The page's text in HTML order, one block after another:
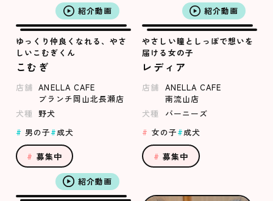
紹介動画
ゆっくり仲良くなれる、やさ
しいこむぎくん
こむぎ
店舗 ANELLA CAFE
ブランチ岡山北長瀬店
犬種
野犬
男の子
成犬
募集中
紹介動画
やさしい瞳としっぽで想いを
届ける女の子
レディア
店舗 ANELLA CAFE
南流山店
犬種
バーニーズ
女の子
成犬
募集中
紹介動画